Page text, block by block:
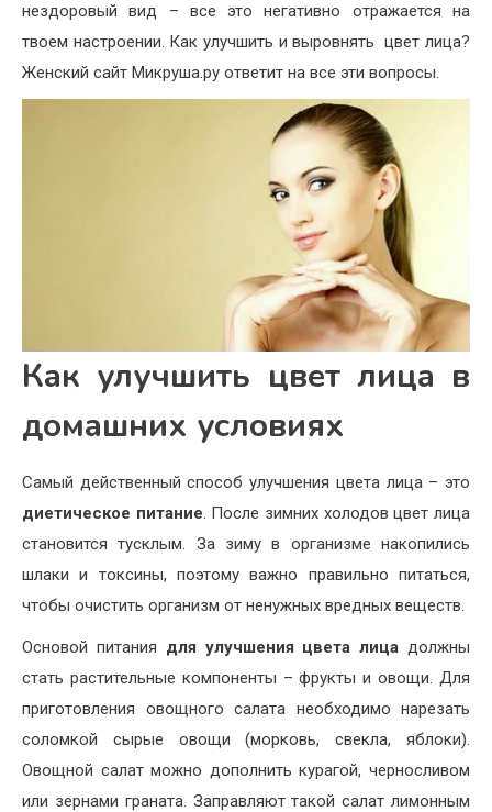
нездоровый вид – все это негативно отражается на
твоем настроении. Как улучшить и выровнять цвет лица?
Женский сайт Микруша.ру ответит на все эти вопросы.
Как улучшить цвет лица в
домашних условиях
Самый действенный способ улучшения цвета лица – это
диетическое питание. После зимних холодов цвет лица
становится тусклым. За зиму в организме накопились
шлаки и токсины, поэтому важно правильно питаться,
чтобы очистить организм от ненужных вредных веществ.
Основой питания для улучшения цвета лица должны
стать растительные компоненты – фрукты и овощи. Для
приготовления овощного салата необходимо нарезать
соломкой сырые овощи (морковь, свекла, яблоки).
Овощной салат можно дополнить курагой, черносливом
или зернами граната. Заправляют такой салат лимонным